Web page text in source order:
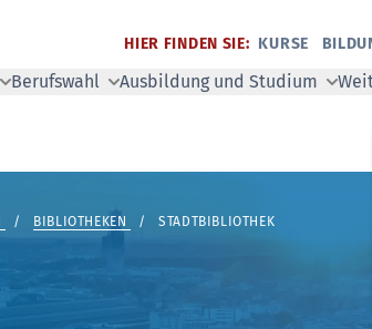
HIER FINDEN SIE: KURSE
Berufswahl Ausbildung und Studium
/ BIBLIOTHEKEN / STADTBIBLIOTHEK